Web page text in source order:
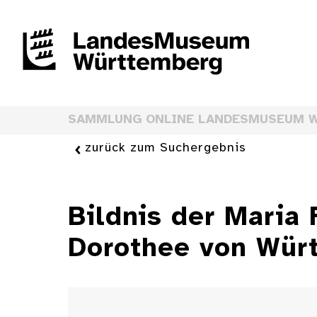
SAMMLUNG ONLINE LANDESMUSEUM
zurück zum Suchergebnis
Bildnis der Maria
Dorothee von